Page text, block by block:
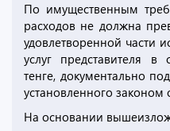
По имущественным
расходов не должна
удовлетворенной части
услуг представителя в
тенге, документально
установленного законом
На основании